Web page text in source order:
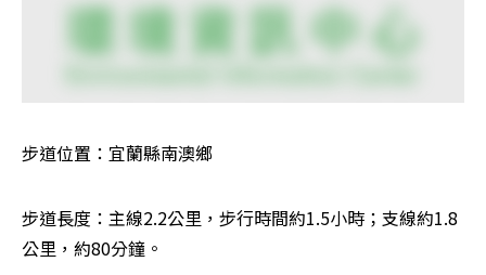
步道位置：宜蘭縣南澳鄉
步道長度：主線2.2公里，步行時間約1.5小時；支線約1.8
公里，約80分鐘。